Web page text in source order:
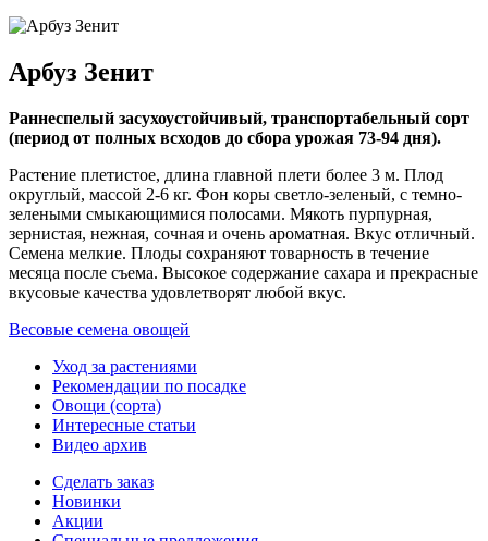
Арбуз Зенит
Раннеспелый засухоустойчивый, транспортабельный сорт
(период от полных всходов до сбора урожая 73-94 дня).
Растение плетистое, длина главной плети более 3 м. Плод
округлый, массой 2-6 кг. Фон коры светло-зеленый, с темно-
зелеными смыкающимися полосами. Мякоть пурпурная,
зернистая, нежная, сочная и очень ароматная. Вкус отличный.
Семена мелкие. Плоды сохраняют товарность в течение
месяца после съема. Высокое содержание сахара и прекрасные
вкусовые качества удовлетворят любой вкус.
Весовые семена овощей
Уход за растениями
Рекомендации по посадке
Овощи (сорта)
Интересные статьи
Видео архив
Сделать заказ
Новинки
Акции